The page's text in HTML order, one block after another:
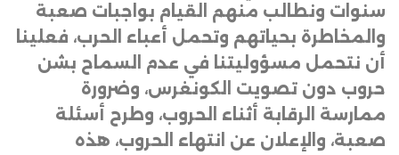
سنوات ونطالب منهم القيام بواجبات صعبة
والمخاطرة بحياتهم وتحمل أعباء الحرب، فعلينا
أن نتحمل مسؤوليتنا في عدم السماح بشن
حروب دون تصويت الكونغرس، وضرورة
ممارسة الرقابة أثناء الحروب، وطرح أسئلة
صعبة، والإعلان عن انتهاء الحروب، هذه